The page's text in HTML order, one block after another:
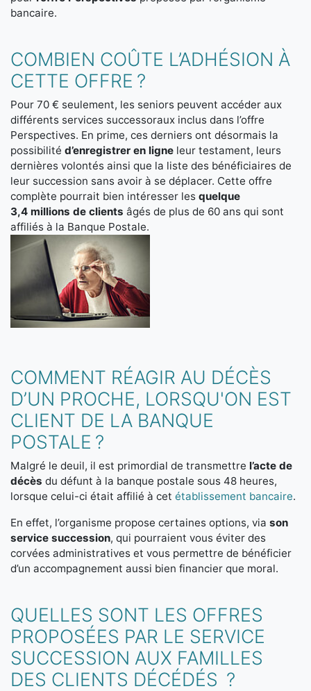
bancaire.
COMBIEN COÛTE L’ADHÉSION À
CETTE OFFRE ?
Pour 70 € seulement, les seniors peuvent accéder aux
différents services successoraux inclus dans l’offre
Perspectives. En prime, ces derniers ont désormais la
possibilité d’enregistrer en ligne leur testament, leurs
dernières volontés ainsi que la liste des bénéficiaires de
leur succession sans avoir à se déplacer. Cette offre
complète pourrait bien intéresser les quelque
3,4 millions de clients âgés de plus de 60 ans qui sont
affiliés à la Banque Postale.
COMMENT RÉAGIR AU DÉCÈS
D’UN PROCHE, LORSQU'ON EST
CLIENT DE LA BANQUE
POSTALE ?
Malgré le deuil, il est primordial de transmettre l’acte de
décès du défunt à la banque postale sous 48 heures,
lorsque celui-ci était affilié à cet établissement bancaire.
En effet, l’organisme propose certaines options, via son
service succession, qui pourraient vous éviter des
corvées administratives et vous permettre de bénéficier
d’un accompagnement aussi bien financier que moral.
QUELLES SONT LES OFFRES
PROPOSÉES PAR LE SERVICE
SUCCESSION AUX FAMILLES
DES CLIENTS DÉCÉDÉS ?